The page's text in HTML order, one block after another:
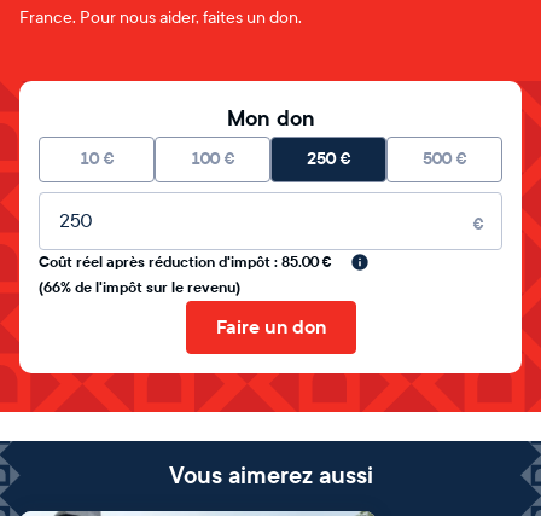
France. Pour nous aider, faites un don.
Mon don
10 € 100 € 250€ 500 €
Montant libre
€
Coût réel après réduction d'impôt : 85.00 €
(66% de l'impôt sur le revenu)
Faire un don
Vous aimerez aussi